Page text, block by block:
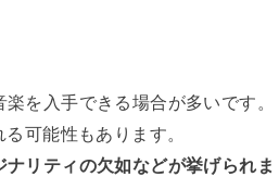
を入手できる場合が多いです。
可能性もあります。
リティの欠如などが挙げられま